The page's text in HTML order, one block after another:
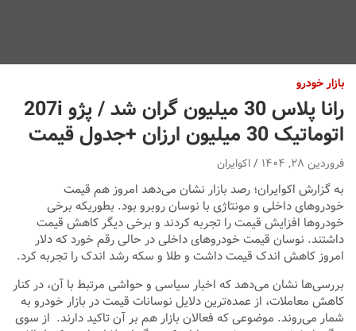
بازار خودرو
رانا پلاس 30 میلیون گران شد / پژو 207i
اتوماتیک 30 میلیون ارزان +جدول قیمت
فروردین ۲۸, ۱۴۰۴ اکوایران
به گزارش اکوایران؛ رصد بازار نشان می‌دهد امروز هم قیمت
خودروهای داخلی و مونتاژی با نوسان روبرو بود. بطوریکه برخی
خودروها افزایش قیمت را تجربه کردند و برخی دیگر کاهش قیمت
داشتند. نوسان قیمت خودروهای داخلی در حالی رقم خورد که دلار
امروز کاهش اندک قیمت داشت و طلا و سکه رشد اندک را تجربه کرد.
بررسی‌ها نشان می‌دهد که اخبار سیاسی و حواشی مرتبط با آن، در کنار
کاهش معاملات، از عمده‌ترین دلایل نوسانات قیمت در بازار خودرو به
شمار می‌روند. موضوعی که فعالان بازار هم بر آن تاکید دارند. از سوی